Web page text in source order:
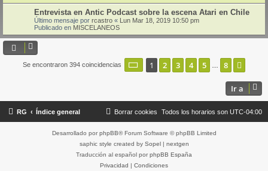
Entrevista en Antic Podcast sobre la escena Atari en Chile
Último mensaje por rcastro « Lun Mar 18, 2019 10:50 pm
Publicado en MISCELANEOS
Se encontraron 394 coincidencias Página de
1 2 3 4 5 8
Ir a
RG Índice general Todos los horarios son UTC-04:00
Borrar cookies
Desarrollado por phpBB® Forum Software © phpBB Limited
saphic style created by Sopel| nextgen
Traducción al español por phpBB España
Privacidad | Condiciones